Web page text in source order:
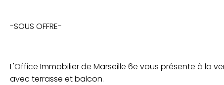
-SOUS OFFRE-
L'Office Immobilier de Marseille 6e vous présente à la
avec terrasse et balcon.